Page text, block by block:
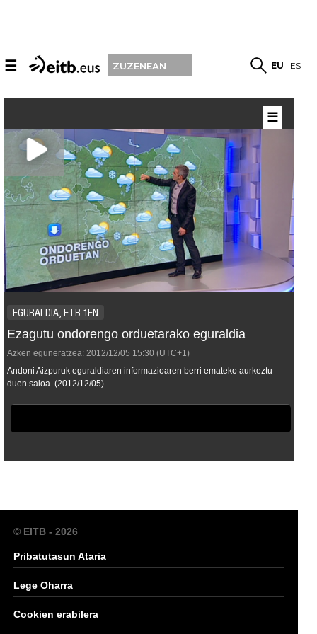
☰ ZUZENEAN EU ES
EGURALDIA, ETB-1EN
Ezagutu ondorengo orduetarako eguraldia
Azken eguneratzea: 2012/12/05 15:30 (UTC+1)
Andoni Aizpuruk eguraldiaren informazioaren berri emateko aurkeztu
duen saioa. (2012/12/05)
☰
© EITB - 2026
Pribatutasun Ataria
Lege Oharra
Cookien erabilera